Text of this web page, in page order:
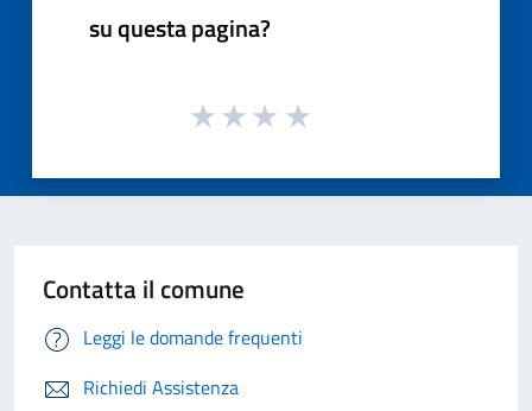
su questa pagina?
Contatta il comune
Leggi le domande frequenti
Richiedi Assistenza